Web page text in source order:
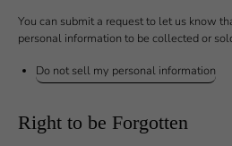
You can submit a request to let us know
personal information to be collected or
Do not sell my personal information
Right to be Forgotten